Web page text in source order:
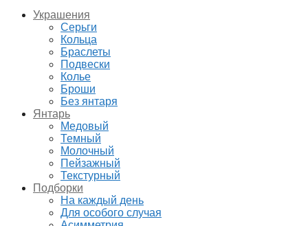
Украшения
Серьги
Кольца
Браслеты
Подвески
Колье
Броши
Без янтаря
Янтарь
Медовый
Темный
Молочный
Пейзажный
Текстурный
Подборки
На каждый день
Для особого случая